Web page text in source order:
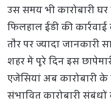
उस समय भी कारोबारी
फिलहाल ईडी की
तौर पर ज्यादा जानकारी
शहर में पूरे दिन इस
एजेंसियां अब कारोबारी के
संभावित कारोबारी